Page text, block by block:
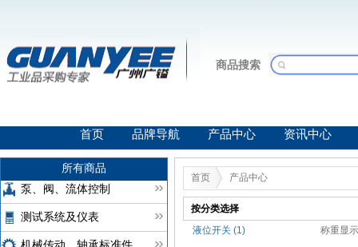
商品搜索
首页 品牌导航 产品中心 资讯中心
所有商品
泵、阀、流体控制
测试系统及仪表
首页 产品中心
按分类选择
液位开关 (1)
称重显